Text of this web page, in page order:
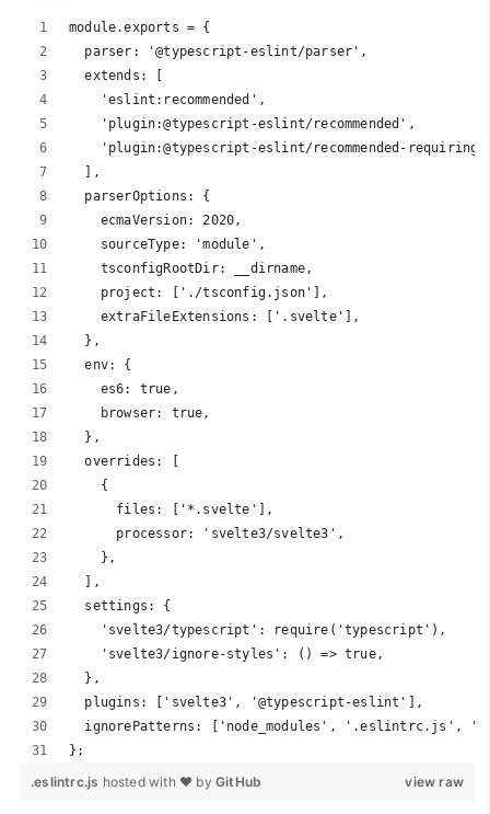
module.exports = {
  parser: '@typescript-eslint/parser',
  extends: [
    'eslint:recommended',
    'plugin:@typescript-eslint/recommended',
'plugin:@typescript-eslint/recommended-
  ],
  parserOptions: {
    ecmaVersion: 2020,
    sourceType: 'module',
    tsconfigRootDir: __dirname,
    project: ['./tsconfig.json'],
    extraFileExtensions: ['.svelte'],
  },
  env: {
    es6: true,
    browser: true,
  },
  overrides: [
    {
      files: ['*.svelte'],
      processor: 'svelte3/svelte3',
    },
  ],
  settings: {
    'svelte3/typescript': require('typescript'),
    'svelte3/ignore-styles': () => true,
  },
  plugins: ['svelte3', '@typescript-eslint'],
ignorePatterns: ['node_modules', '.eslintrc.js',
};
view raw
.eslintrc.js hosted with ❤ byGitHub